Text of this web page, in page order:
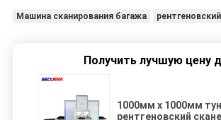
Машина сканирования багажа
Получить лучшую цену
1000мм х 1000мм
рентгеновский